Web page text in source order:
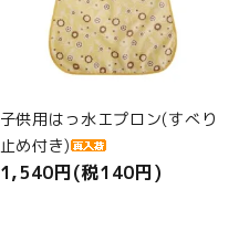
子供用はっ水エプロン(すべり
止め付き)
1,540円(税140円)